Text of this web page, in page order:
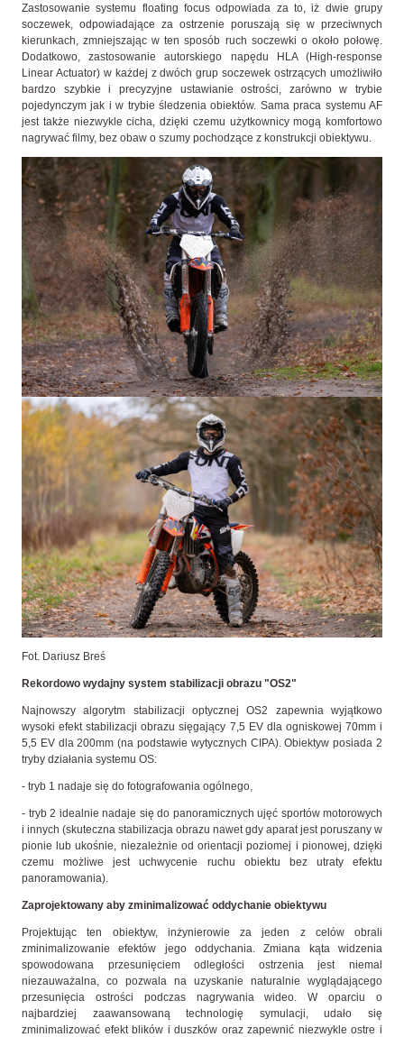
Zastosowanie systemu floating focus odpowiada za to, iż dwie grupy
soczewek, odpowiadające za ostrzenie poruszają się w przeciwnych
kierunkach, zmniejszając w ten sposób ruch soczewki o około połowę.
Dodatkowo, zastosowanie autorskiego napędu HLA (High-response
Linear Actuator) w każdej z dwóch grup soczewek ostrzących umożliwiło
bardzo szybkie i precyzyjne ustawianie ostrości, zarówno w trybie
pojedynczym jak i w trybie śledzenia obiektów. Sama praca systemu AF
jest także niezwykle cicha, dzięki czemu użytkownicy mogą komfortowo
nagrywać filmy, bez obaw o szumy pochodzące z konstrukcji obiektywu.
Fot. Dariusz Breś
Rekordowo wydajny system stabilizacji obrazu "OS2"
Najnowszy algorytm stabilizacji optycznej OS2 zapewnia wyjątkowo
wysoki efekt stabilizacji obrazu sięgający 7,5 EV dla ogniskowej 70mm i
5,5 EV dla 200mm (na podstawie wytycznych CIPA). Obiektyw posiada 2
tryby działania systemu OS:
- tryb 1 nadaje się do fotografowania ogólnego,
- tryb 2 idealnie nadaje się do panoramicznych ujęć sportów motorowych
i innych (skuteczna stabilizacja obrazu nawet gdy aparat jest poruszany w
pionie lub ukośnie, niezależnie od orientacji poziomej i pionowej, dzięki
czemu możliwe jest uchwycenie ruchu obiektu bez utraty efektu
panoramowania).
Zaprojektowany aby zminimalizować oddychanie obiektywu
Projektując ten obiektyw, inżynierowie za jeden z celów obrali
zminimalizowanie efektów jego oddychania. Zmiana kąta widzenia
spowodowana przesunięciem odległości ostrzenia jest niemal
niezauważalna, co pozwala na uzyskanie naturalnie wyglądającego
przesunięcia ostrości podczas nagrywania wideo. W oparciu o
najbardziej zaawansowaną technologię symulacji, udało się
zminimalizować efekt blików i duszków oraz zapewnić niezwykle ostre i